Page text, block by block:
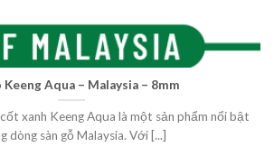
Keeng Aqua – Malaysia – 8mm
xanh Keeng Aqua là một sản phẩm nổi bật
dòng sàn gỗ Malaysia. Với [...]